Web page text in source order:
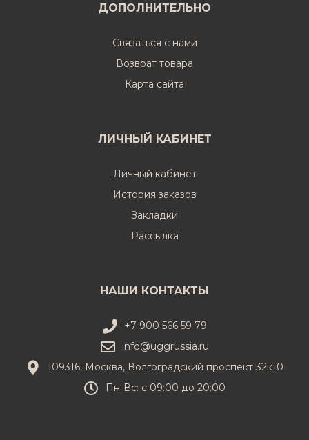
ДОПОЛНИТЕЛЬНО
Связаться с нами
Возврат товара
Карта сайта
ЛИЧНЫЙ КАБИНЕТ
Личный кабинет
История заказов
Закладки
Рассылка
НАШИ КОНТАКТЫ
+7 900 566 59 79
info@uggrussia.ru
109316, Москва, Волгоградский проспект 32к10
Пн-Вс: с 09:00 до 20:00